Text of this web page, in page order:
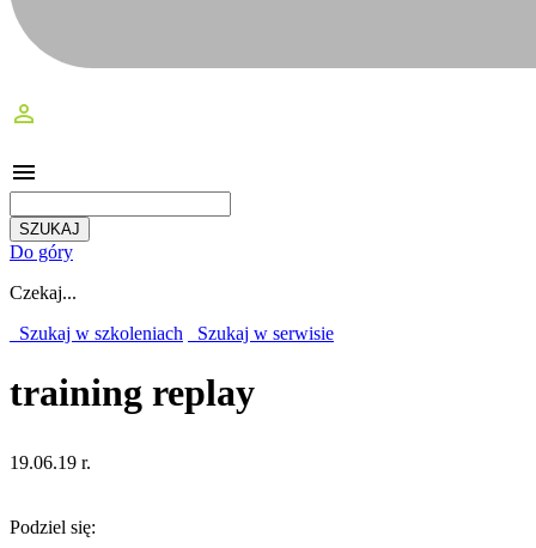
perm_identity
menu
Do góry
Czekaj...
Szukaj w szkoleniach
Szukaj w serwisie
training replay
19.06.19 r.
Podziel się: